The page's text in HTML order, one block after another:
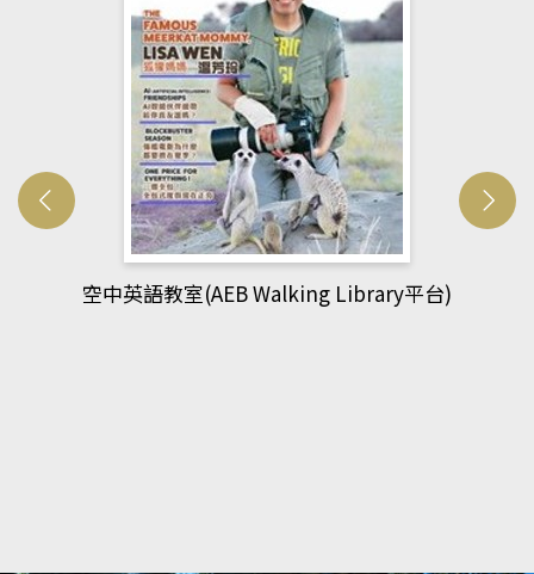
網管人(kono平台)